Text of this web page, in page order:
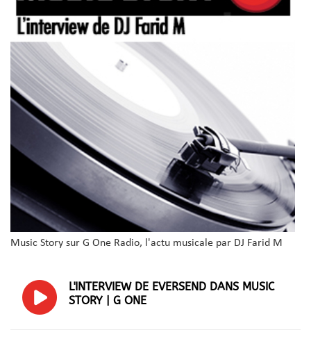
Music Story sur G One Radio, l'actu musicale par DJ Farid M
L'INTERVIEW DE EVERSEND DANS MUSIC
STORY | G ONE